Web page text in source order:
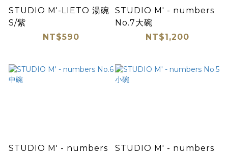
STUDIO M'-LIETO 湯碗
S/紫
NT$590
STUDIO M' - numbers
No.7大碗
NT$1,200
STUDIO M' - numbers
STUDIO M' - numbers